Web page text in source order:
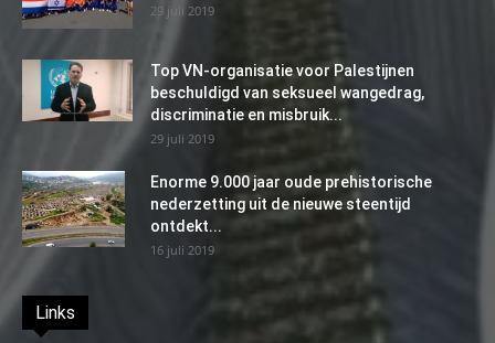
29 juli 2019
Top VN-organisatie voor Palestijnen
beschuldigd van seksueel wangedrag,
discriminatie en misbruik...
29 juli 2019
Enorme 9.000 jaar oude prehistorische
nederzetting uit de nieuwe steentijd
ontdekt...
16 juli 2019
Links